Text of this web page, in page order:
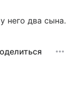
него два сына.